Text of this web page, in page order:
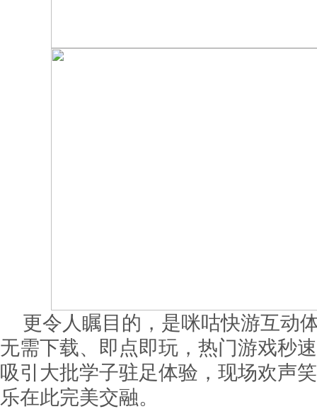
更令人瞩目的，是咪咕快游互动
无需下载、即点即玩，热门游戏秒
吸引大批学子驻足体验，现场欢声
乐在此完美交融。